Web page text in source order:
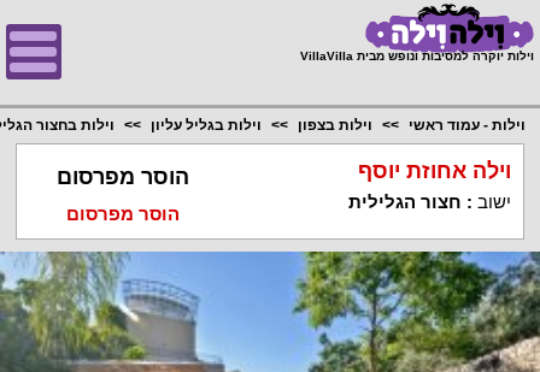
וילות יוקרה למסיבות ונופש מבית VillaVilla
וילות - עמוד ראשי וילות בצפון וילות בגליל עליון וילות בחצור
וילה אחוזת יוסף
ישוב : חצור הגלילית
הוסר מפרסום
הוסר מפרסום